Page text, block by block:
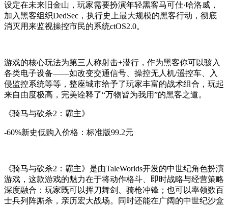
设定在未来旧金山，玩家需要扮演年轻黑客马可仕·哈洛威，
加入黑客组织DedSec，执行史上最大规模的黑客行动，彻底
消灭用来监视操控市民的系统ctOS2.0。
游戏的核心玩法为第三人称射击+潜行，作为黑客你可以骇入
各类电子设备——如改变交通信号、操控无人机/遥控车、入
侵监控系统等等，整座城市给予了玩家丰富的战术组合，玩起
来自由度极高，完美诠释了“万物皆为我用”的黑客之道。
《骑马与砍杀2：霸主》
-60%新史低购入价格：标准版99.2元
《骑马与砍杀2：霸主》是由TaleWorlds开发的中世纪角色扮演
游戏，这款游戏的魅力在于将动作格斗、即时战略与经营策略
深度融合：玩家既可以挥刀舞剑、骑枪冲锋；也可以率领数百
士兵列阵厮杀，亲历宏大战场。同时还能在广阔的中世纪沙盒